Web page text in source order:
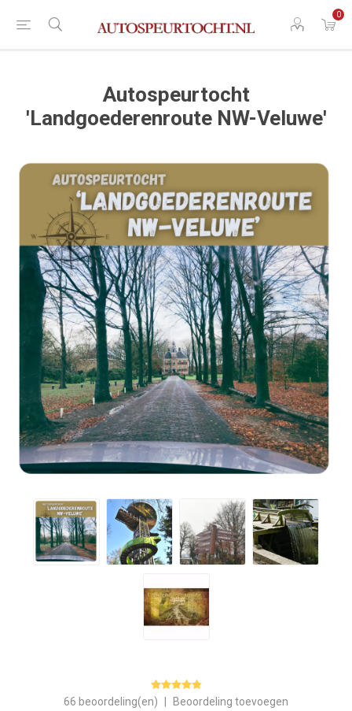
0
Autospeurtocht
'Landgoederenroute NW-Veluwe'
66 beoordeling(en) Beoordeling toevoegen